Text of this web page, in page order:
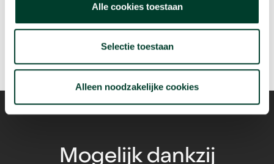
Alle cookies toestaan
Selectie toestaan
Alleen noodzakelijke cookies
Mogelijk dankzij